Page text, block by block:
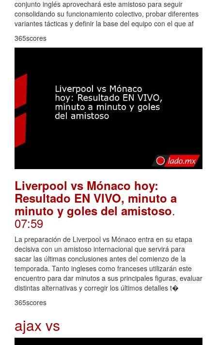
conjunto inglés aprovechará este amistoso para seguir
consolidando su funcionamiento colectivo, probar diferentes
variantes tácticas y definir la base del equipo con el que af
365scores
Liverpool vs Mónaco hoy:
Resultado EN VIVO, minuto a
minuto y goles del amistoso.
07:59
La preparación de Liverpool vs Mónaco entra en su etapa
decisiva con un amistoso internacional que servirá para
sacar las últimas conclusiones antes del comienzo de la
temporada. Tanto ingleses como franceses utilizarán este
encuentro para dar minutos a sus principales figuras, evaluar
distintas alternativas y corregir los últimos detalles t�
365scores
ajax vs